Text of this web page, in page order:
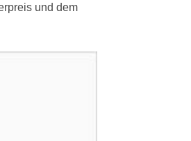
und dem